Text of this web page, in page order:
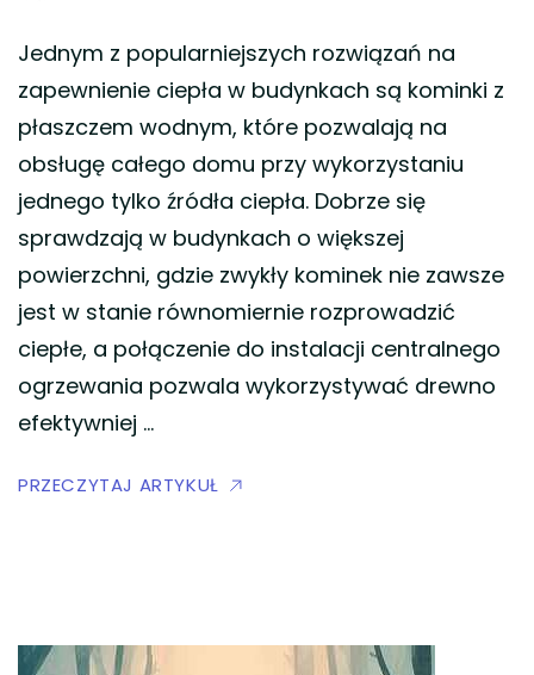
Jednym z popularniejszych rozwiązań na
zapewnienie ciepła w budynkach są kominki z
płaszczem wodnym, które pozwalają na
obsługę całego domu przy wykorzystaniu
jednego tylko źródła ciepła. Dobrze się
sprawdzają w budynkach o większej
powierzchni, gdzie zwykły kominek nie zawsze
jest w stanie równomiernie rozprowadzić
ciepłe, a połączenie do instalacji centralnego
ogrzewania pozwala wykorzystywać drewno
efektywniej …
PRZECZYTAJ ARTYKUŁ